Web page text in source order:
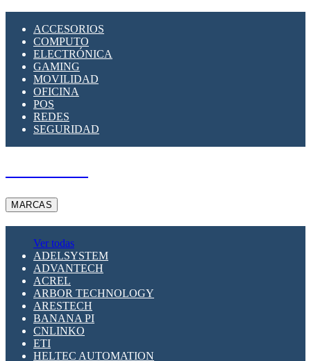
SUPRESOR DE TRANSIENTES SPDS PARA
APLICACIONES FOTOVOLTAICAS
ACCESORIOS
COMPUTO
ELECTRÓNICA
GAMING
MOVILIDAD
OFICINA
POS
REDES
SEGURIDAD
MARCAS
Ver todas
ADELSYSTEM
ADVANTECH
ACREL
ARBOR TECHNOLOGY
ARESTECH
BANANA PI
CNLINKO
ETI
HELTEC AUTOMATION